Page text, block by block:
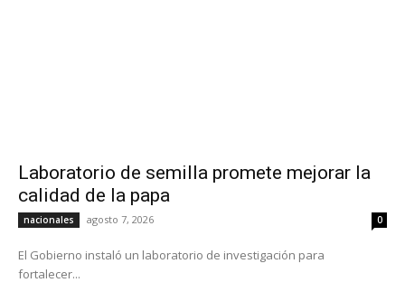
Laboratorio de semilla promete mejorar la
calidad de la papa
nacionales agosto 7, 2026 0
El Gobierno instaló un laboratorio de investigación para
fortalecer...